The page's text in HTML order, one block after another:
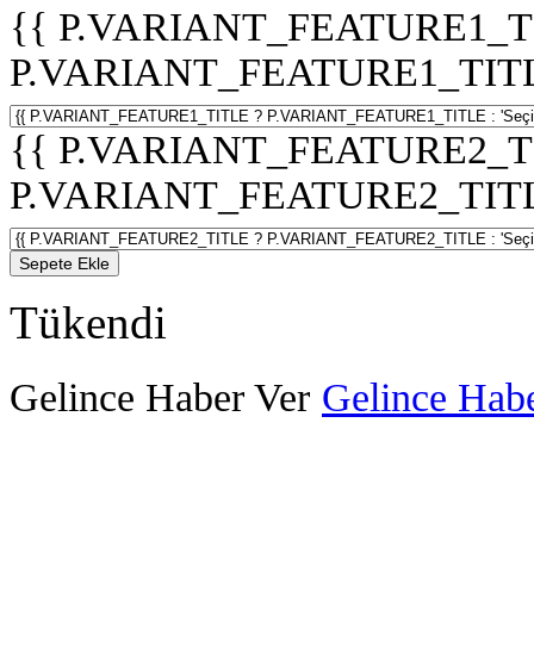
{{
{{
Sepete Ekle
Tükendi
Gelince Haber Ver Gelince